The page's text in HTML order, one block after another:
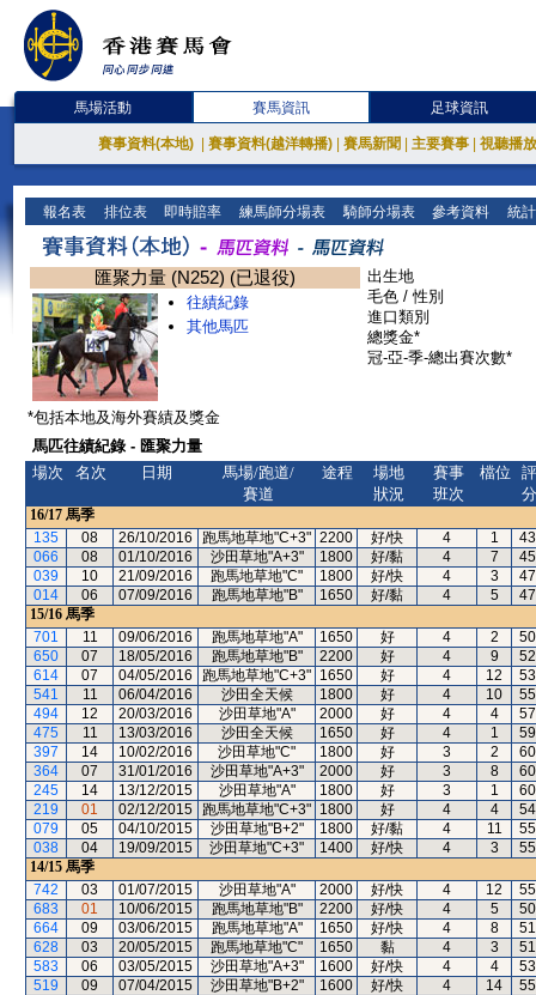
馬場活動 賽馬資訊 足球資訊
賽事資料(本地) 賽事資料(越洋轉播) 賽馬新聞 主要賽事 視聽播
報名表 排位表 即時賠率 練馬師分場表 騎師分場表 參考資料 統
匯聚力量 (N252) (已退役)
往績紀錄
其他馬匹
出生地
毛色 / 性別
進口類別
總獎金*
冠-亞-季-總出賽次數*
*包括本地及海外賽績及獎金
馬匹往績紀錄 - 匯聚力量
場次
名次 日期
馬場/跑道/
賽道
途程
場地
狀況
賽事
班次
檔位
評
分
16/17 馬季
135
08 26/10/2016 跑馬地草地"C+3" 2200 好/快 4 1
43
066
08 01/10/2016 沙田草地"A+3" 1800 好/黏 4 7
45
039
10 21/09/2016 跑馬地草地"C" 1800 好/快 4 3
47
014
06 07/09/2016 跑馬地草地"B" 1650 好/黏 4 5
47
15/16 馬季
701
11 09/06/2016 跑馬地草地"A" 1650 好 4 2
50
650
07 18/05/2016 跑馬地草地"B" 2200 好 4 9
52
614
07 04/05/2016 跑馬地草地"C+3" 1650 好 4 12
53
541
11 06/04/2016 沙田全天候 1800 好 4 10
55
494
12 20/03/2016 沙田草地"A" 2000 好 4 4
57
475
11 13/03/2016 沙田全天候 1650 好 4 1
59
397
14 10/02/2016 沙田草地"C" 1800 好 3 2
60
364
07 31/01/2016 沙田草地"A+3" 2000 好 3 8
60
245
14 13/12/2015 沙田草地"A" 1800 好 3 1
60
219
01 02/12/2015 跑馬地草地"C+3" 1800 好 4 4
54
079
05 04/10/2015 沙田草地"B+2" 1800 好/黏 4 11
55
038
04 19/09/2015 沙田草地"C+3" 1400 好/快 4 3
55
14/15 馬季
742
03 01/07/2015 沙田草地"A" 2000 好/快 4 12
55
683
01 10/06/2015 跑馬地草地"B" 2200 好/快 4 5
50
664
09 03/06/2015 跑馬地草地"A" 1650 好/快 4 8
51
628
03 20/05/2015 跑馬地草地"C" 1650 黏 4 3
51
583
06 03/05/2015 沙田草地"A+3" 1600 好/快 4 4
53
519
09 07/04/2015 沙田草地"B+2" 1600 好/快 4 14
55